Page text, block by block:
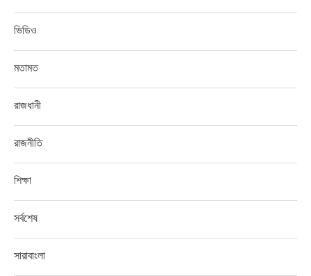
ভিডিও
মতামত
রাজধানী
রাজনীতি
শিক্ষা
সর্বশেষ
সারাবাংলা